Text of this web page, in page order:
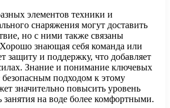
элементов техники и
снаряжения могут доставить
но с ними также связаны
знающая себя команда или
защиту и поддержку, что добавляет
Знание и понимание ключевых
безопасным подходом к этому
значительно повысить уровень
занятия на воде более комфортными.